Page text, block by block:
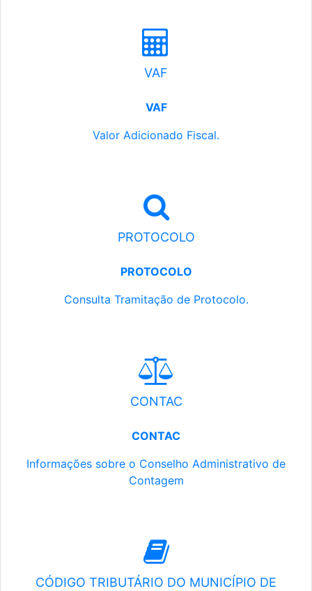
VAF
VAF
Valor Adicionado Fiscal.
PROTOCOLO
PROTOCOLO
Consulta Tramitação de Protocolo.
CONTAC
CONTAC
Informações sobre o Conselho Administrativo de
Contagem
CÓDIGO TRIBUTÁRIO DO MUNICÍPIO DE